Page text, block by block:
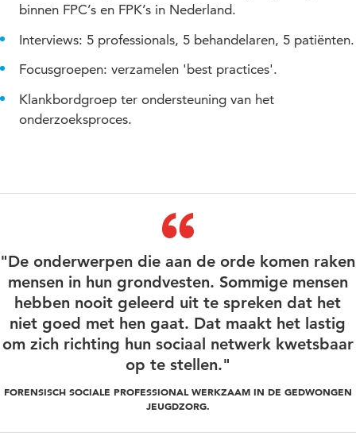
binnen FPC’s en FPK’s in Nederland.
Interviews: 5 professionals, 5 behandelaren, 5 patiënten.
Focusgroepen: verzamelen 'best practices'.
Klankbordgroep ter ondersteuning van het
onderzoeksproces.
"De onderwerpen die aan de orde komen raken
mensen in hun grondvesten. Sommige mensen
hebben nooit geleerd uit te spreken dat het
niet goed met hen gaat. Dat maakt het lastig
om zich richting hun sociaal netwerk kwetsbaar
op te stellen."
FORENSISCH SOCIALE PROFESSIONAL WERKZAAM IN DE GEDWONGEN
JEUGDZORG.